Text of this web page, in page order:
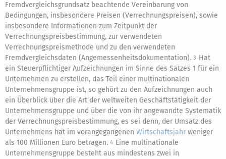
Fremdvergleichsgrundsatz beachtende Vereinbarung von
Bedingungen, insbesondere Preisen (Verrechnungspreisen), sowie
insbesondere Informationen zum Zeitpunkt der
Verrechnungspreisbestimmung, zur verwendeten
Verrechnungspreismethode und zu den verwendeten
Fremdvergleichsdaten (Angemessenheitsdokumentation). 3 Hat
ein Steuerpflichtiger Aufzeichnungen im Sinne des Satzes 1 für ein
Unternehmen zu erstellen, das Teil einer multinationalen
Unternehmensgruppe ist, so gehört zu den Aufzeichnungen auch
ein Überblick über die Art der weltweiten Geschäftstätigkeit der
Unternehmensgruppe und über die von ihr angewandte Systematik
der Verrechnungspreisbestimmung, es sei denn, der Umsatz des
Unternehmens hat im vorangegangenen Wirtschaftsjahr weniger
als 100 Millionen Euro betragen. 4 Eine multinationale
Unternehmensgruppe besteht aus mindestens zwei in